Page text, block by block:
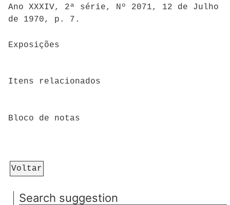
Ano XXXIV, 2ª série, Nº 2071, 12 de Julho
de 1970, p. 7.
Exposições
Itens relacionados
Bloco de notas
Voltar
Search suggestion